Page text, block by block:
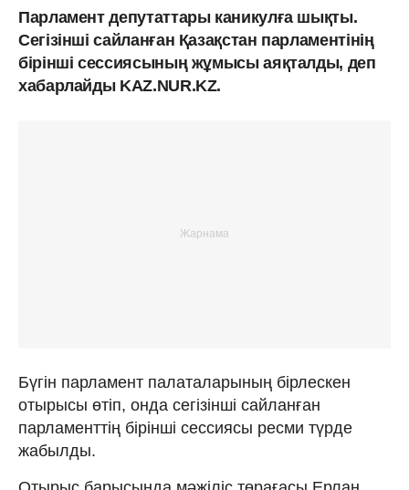
Парламент депутаттары каникулға шықты.
Сегізінші сайланған Қазақстан парламентінің
бірінші сессиясының жұмысы аяқталды, деп
хабарлайды KAZ.NUR.KZ.
Бүгін парламент палаталарының бірлескен
отырысы өтіп, онда сегізінші сайланған
парламенттің бірінші сессиясы ресми түрде
жабылды.